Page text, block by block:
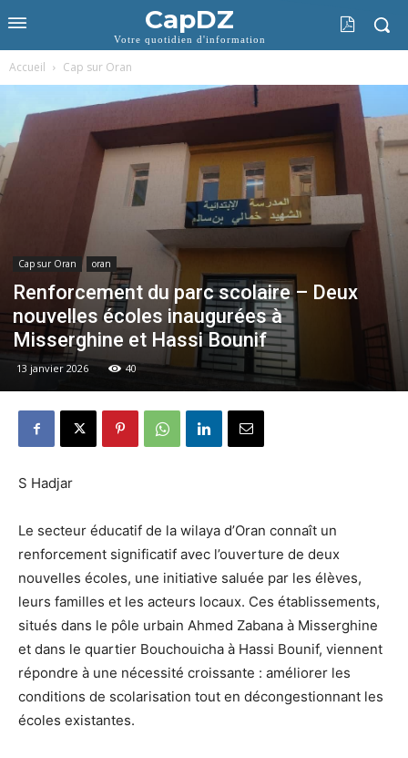
CapDZ
Votre quotidien d'information
Accueil Cap sur Oran
Cap sur Oran oran
Renforcement du parc scolaire – Deux
nouvelles écoles inaugurées à
Misserghine et Hassi Bounif
13 janvier 2026 40
S Hadjar
Le secteur éducatif de la wilaya d’Oran connaît un
renforcement significatif avec l’ouverture de deux
nouvelles écoles, une initiative saluée par les élèves,
leurs familles et les acteurs locaux. Ces établissements,
situés dans le pôle urbain Ahmed Zabana à Misserghine
et dans le quartier Bouchouicha à Hassi Bounif, viennent
répondre à une nécessité croissante : améliorer les
conditions de scolarisation tout en décongestionnant les
écoles existantes.